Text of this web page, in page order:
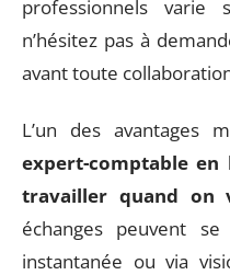
professionnels varie
n’hésitez pas à
avant toute
L’un des avantages
expert-comptable en
travailler quand
échanges peuvent
instantanée ou via